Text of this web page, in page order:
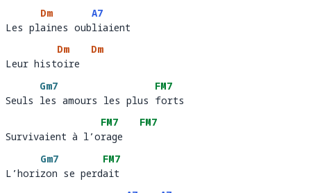
Les pl
Dm
aines oub
A7
liaient
Les plaines oubliaient
Leur hist
Dm
oire
Dm
Leur histoire
Seuls
Gm7
les amours les plus
FM7
forts
Seuls les amours les plus forts
Survivaient à l’o
FM7
rage
FM7
Survivaient à l’orage
L’hori
Gm7
zon se perd
FM7
ait
L’horizon se perdait